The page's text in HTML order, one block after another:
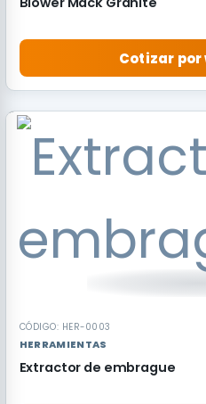
Cotizar
RECOMENDADO
CÓDIGO: HER-0003
HERRAMIENTAS
Extractor de embrague